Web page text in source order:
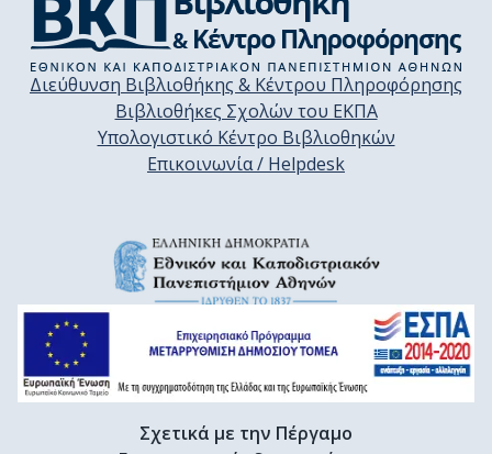
Διεύθυνση Βιβλιοθήκης & Κέντρου Πληροφόρησης
Βιβλιοθήκες Σχολών του ΕΚΠΑ
Υπολογιστικό Κέντρο Βιβλιοθηκών
Επικοινωνία / Helpdesk
Σχετικά με την Πέργαμο